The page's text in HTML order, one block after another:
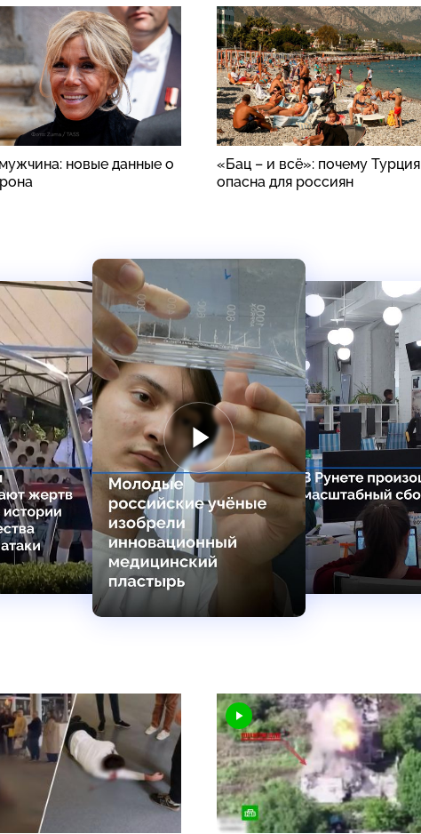
новые данные о
«Бац – и всё»: почему Турция
опасна для россиян